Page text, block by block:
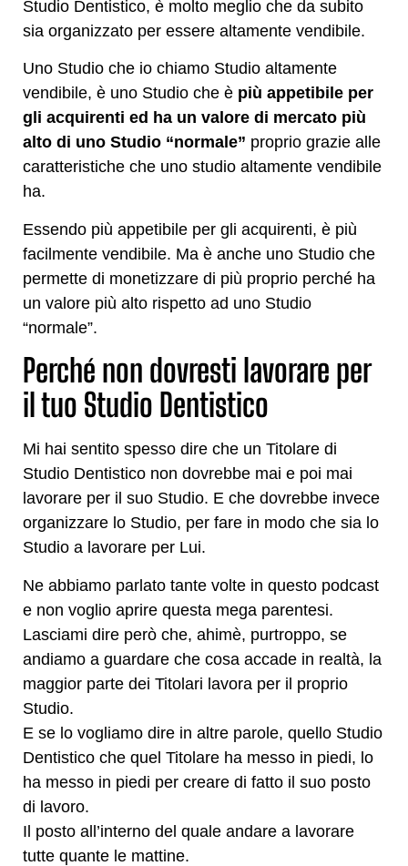
Studio Dentistico, è molto meglio che da subito
sia organizzato per essere altamente vendibile.
Uno Studio che io chiamo Studio altamente
vendibile, è uno Studio che è più appetibile per
gli acquirenti ed ha un valore di mercato più
alto di uno Studio “normale” proprio grazie alle
caratteristiche che uno studio altamente vendibile
ha.
Essendo più appetibile per gli acquirenti, è più
facilmente vendibile. Ma è anche uno Studio che
permette di monetizzare di più proprio perché ha
un valore più alto rispetto ad uno Studio
“normale”.
Perché non dovresti lavorare per
il tuo Studio Dentistico
Mi hai sentito spesso dire che un Titolare di
Studio Dentistico non dovrebbe mai e poi mai
lavorare per il suo Studio. E che dovrebbe invece
organizzare lo Studio, per fare in modo che sia lo
Studio a lavorare per Lui.
Ne abbiamo parlato tante volte in questo podcast
e non voglio aprire questa mega parentesi.
Lasciami dire però che, ahimè, purtroppo, se
andiamo a guardare che cosa accade in realtà, la
maggior parte dei Titolari lavora per il proprio
Studio.
E se lo vogliamo dire in altre parole, quello Studio
Dentistico che quel Titolare ha messo in piedi, lo
ha messo in piedi per creare di fatto il suo posto
di lavoro.
Il posto all’interno del quale andare a lavorare
tutte quante le mattine.